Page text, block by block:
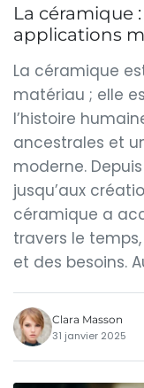
La céramique
applications
La céramique
matériau ; elle
l’histoire
ancestrales et
moderne.
jusqu’aux
céramique a
travers le
et des besoins.
Clara Masson
31 janvier 2025